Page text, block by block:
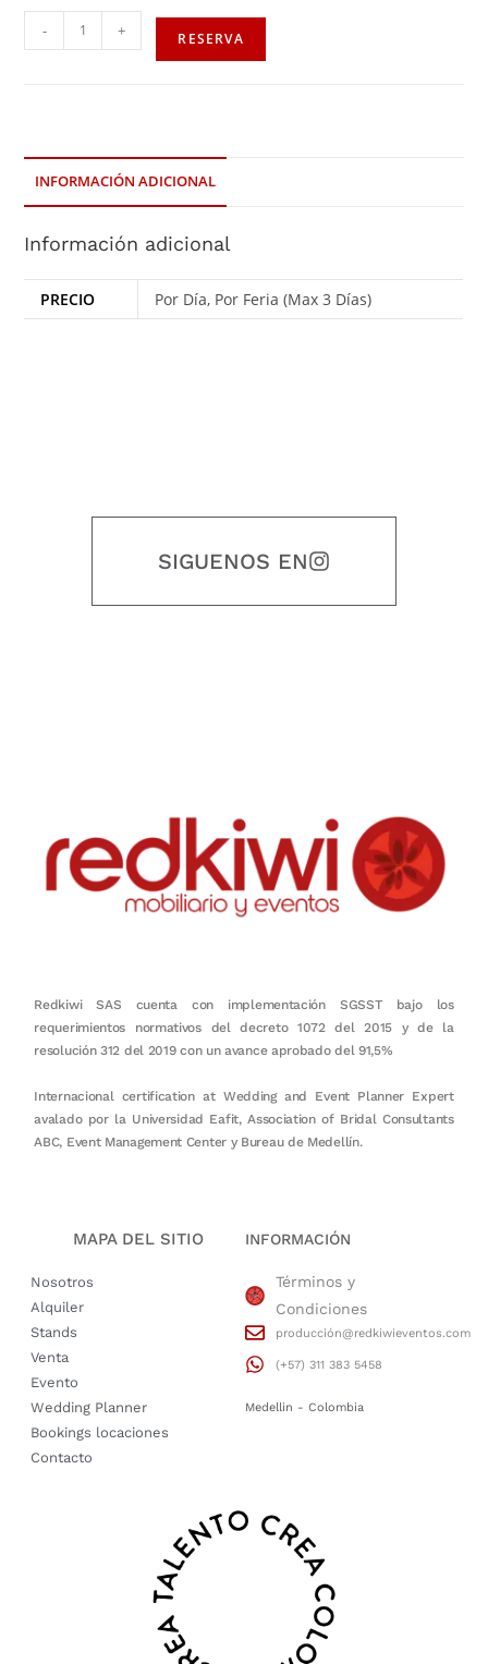
- + RESERVA
INFORMACIÓN ADICIONAL
Información adicional
PRECIO Por Día, Por Feria (Max 3 Días)
SIGUENOS EN
Redkiwi SAS cuenta con implementación SGSST bajo los
requerimientos normativos del decreto 1072 del 2015 y de la
resolución 312 del 2019 con un avance aprobado del 91,5%
Internacional certification at Wedding and Event Planner Expert
avalado por la Universidad Eafit, Association of Bridal Consultants
ABC, Event Management Center y Bureau de Medellín.
MAPA DEL SITIO
Nosotros
Alquiler
Stands
Venta
Evento
Wedding Planner
Bookings locaciones
Contacto
INFORMACIÓN
Términos y
Condiciones
producción@redkiwieventos.com
(+57) 311 383 5458
Medellin - Colombia